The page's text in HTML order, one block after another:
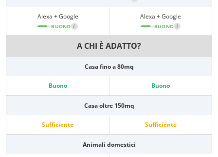
Alexa + Google
BUONO i
Alexa + Google
BUONO i
A CHI È ADATTO?
Casa fino a 80mq
Buono Buono
Casa oltre 150mq
Sufficiente Sufficiente
Animali domestici